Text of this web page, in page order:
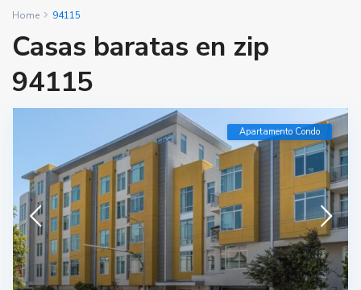
Home 94115
Casas baratas en zip
94115
Apartamento Condo